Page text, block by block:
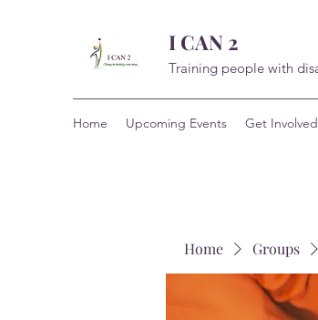
I CAN 2
Training people with
Home Upcoming Events Get Involved
Home Groups